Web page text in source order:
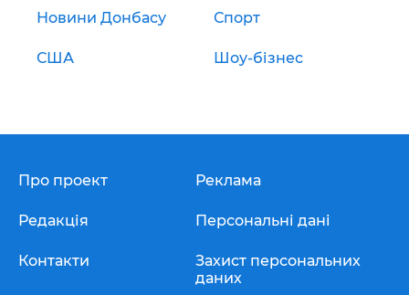
Новини Донбасу Спорт
США Шоу-бізнес
Про проект
Редакція
Контакти
Реклама
Персональні дані
Захист персональних
даних